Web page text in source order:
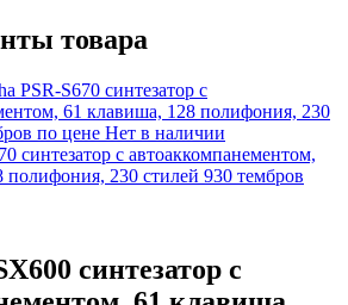
товара
синтезатор с автоаккомпанементом,
полифония, 230 стилей 930 тембров
синтезатор с